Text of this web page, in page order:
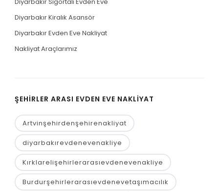
Diyarbakır Kiralık Asansör
Diyarbakır Evden Eve Nakliyat
Nakliyat Araçlarımız
ŞEHIRLER ARASI EVDEN EVE NAKLIYAT
Artvinşehirdenşehirenakliyat
diyarbakırevdenevenakliye
Kırklarelişehirlerarasıevdenevenakliye
Burdurşehirlerarasıevdenevetaşımacılık